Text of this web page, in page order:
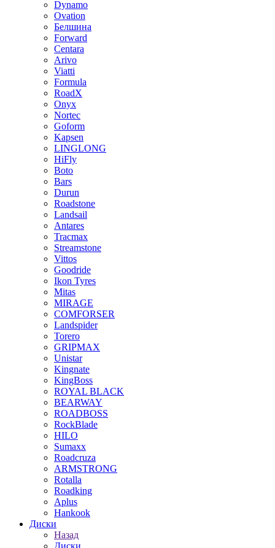
Dynamo
Ovation
Белшина
Forward
Centara
Arivo
Viatti
Formula
RoadX
Onyx
Nortec
Goform
Kapsen
LINGLONG
HiFly
Boto
Bars
Durun
Roadstone
Landsail
Antares
Tracmax
Streamstone
Vittos
Goodride
Ikon Tyres
Mitas
MIRAGE
COMFORSER
Landspider
Torero
GRIPMAX
Unistar
Kingnate
KingBoss
ROYAL BLACK
BEARWAY
ROADBOSS
RockBlade
HILO
Sumaxx
Roadcruza
ARMSTRONG
Rotalla
Roadking
Aplus
Hankook
Диски
Назад
Диски